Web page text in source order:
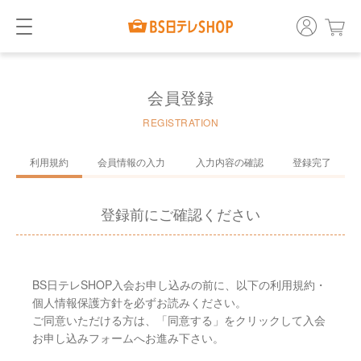
会員登録
REGISTRATION
利用規約 会員情報の入力 入力内容の確認 登録完了
登録前にご確認ください
BS日テレSHOP入会お申し込みの前に、以下の利用規約・
個人情報保護方針を必ずお読みください。
ご同意いただける方は、「同意する」をクリックして入会
お申し込みフォームへお進み下さい。